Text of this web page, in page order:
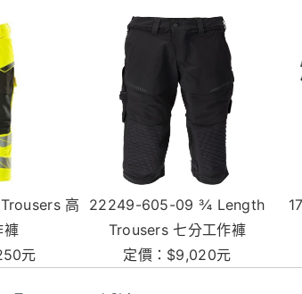
22249-605-09 ¾ Length
Trousers 七分工作褲
定價：$9,020元
17049-311-09
Trousers 七
定價：